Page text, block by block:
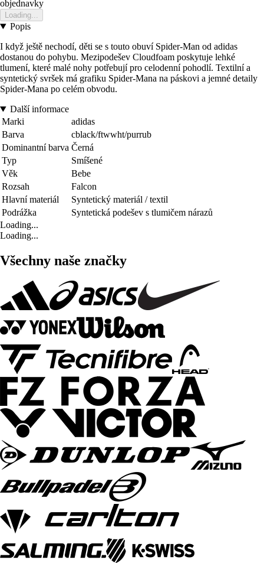
objednavky
Loading...
Popis
I když ještě nechodí, děti se s touto obuví Spider-Man od adidas
dostanou do pohybu. Mezipodešev Cloudfoam poskytuje lehké
tlumení, které malé nohy potřebují pro celodenní pohodlí. Textilní a
syntetický svršek má grafiku Spider-Mana na páskovi a jemné detaily
Spider-Mana po celém obvodu.
Další informace
Marki
adidas
Barva
cblack/ftwwht/purrub
Dominantní barva Černá
Typ
Smíšené
Věk
Bebe
Rozsah
Falcon
Hlavní materiál
Syntetický materiál / textil
Podrážka
Syntetická podešev s tlumičem nárazů
Loading...
Loading...
Všechny naše značky